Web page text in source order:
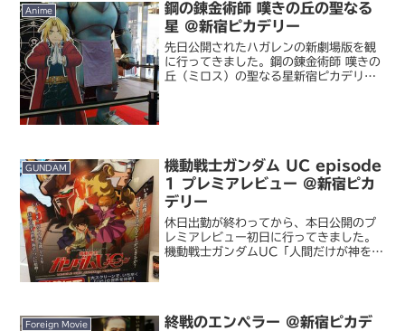
Anime
鋼の錬金術師 嘆きの丘の聖なる
星 @新宿ピカデリー
先日公開されたハガレンの新劇場版を観
に行ってきました。鋼の錬金術師 嘆きの
丘（ミロス）の聖なる星新宿ピカデリー
GUNDAM
機動戦士ガンダム UC episode
1 プレミアレビュー @新宿ピカ
デリー
休日出勤が終わってから、本日公開のプ
レミアレビュー初日に行ってきました。
機動戦士ガンダムUC「人間だけが神を持
Foreign Movie
終戦のエンペラー @新宿ピカデ